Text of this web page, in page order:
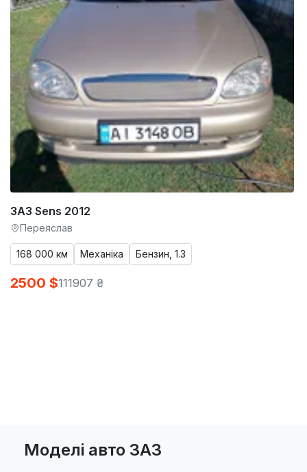
ЗАЗ Sens 2012
Переяслав
168 000 км Механіка Бензин, 1.3
2500 $111907 ₴
Моделі авто ЗАЗ